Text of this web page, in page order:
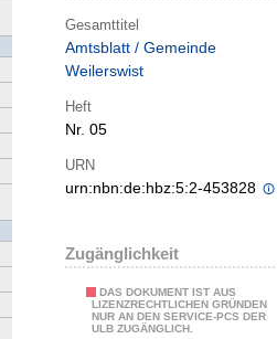
Gesamttitel
Amtsblatt / Gemeinde
Weilerswist
Heft
Nr. 05
URN
urn:nbn:de:hbz:5:2-453828
Zugänglichkeit
DAS DOKUMENT IST AUS
LIZENZRECHTLICHEN GRÜNDEN
NUR AN DEN SERVICE-PCS DER
ULB ZUGÄNGLICH.